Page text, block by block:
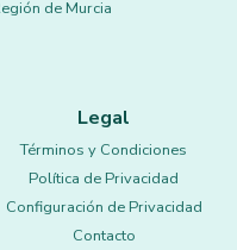
de Murcia
Legal
Términos y Condiciones
Política de Privacidad
Configuración de Privacidad
Contacto